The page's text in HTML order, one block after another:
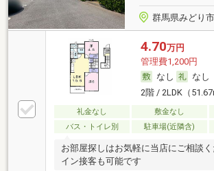
群馬県みどり
4.70万円
管理費1,200円
なし
なし
2階 / 2LDK（
礼金なし 敷金なし
バス・トイレ別
駐車場(近隣含)
お部屋探しはお気軽に当店にご相談
イン接客も可能です